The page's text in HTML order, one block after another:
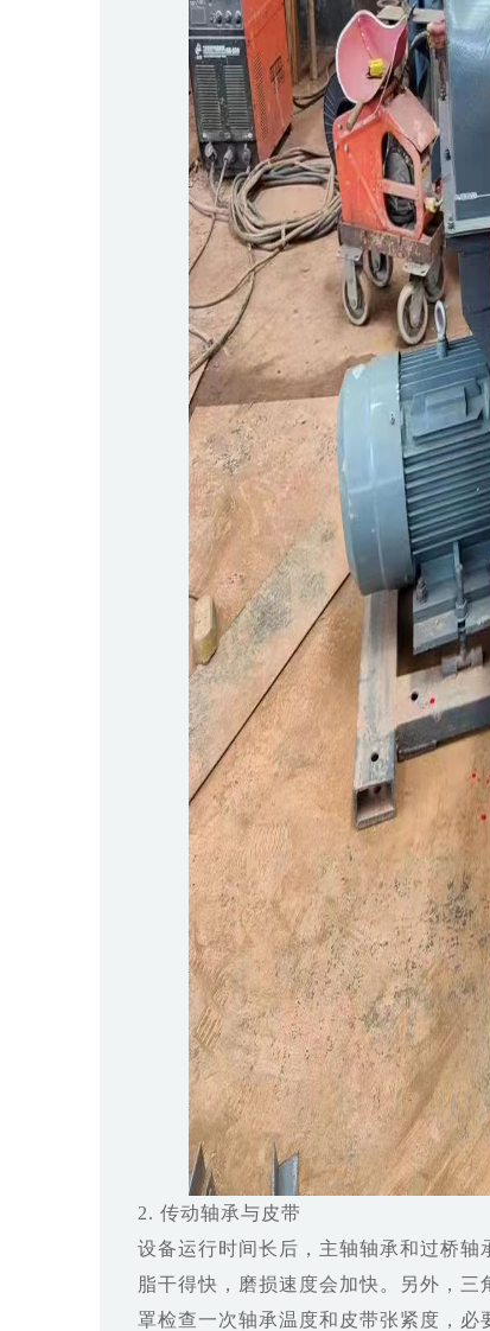
2. 传动轴承与皮带
设备运行时间长后，主轴轴承和过桥
脂干得快，磨损速度会加快。另外，
罩检查一次轴承温度和皮带张紧度，必